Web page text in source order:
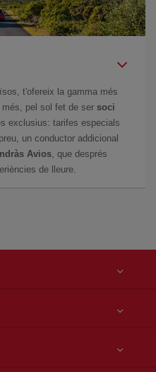
t'ofereix la gamma més
pel sol fet de ser soci
exclusius: tarifes especials
un conductor addicional
Avios , que després
de lleure.